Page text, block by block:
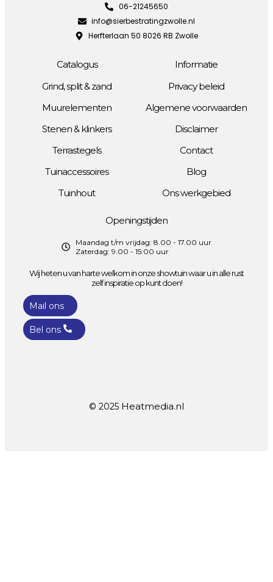
06-21245650
info@sierbestratingzwolle.nl
Herfterlaan 50 8026 RB Zwolle
Catalogus
Grind, split & zand
Muurelementen
Stenen & klinkers
Terrastegels
Tuinaccessoires
Tuinhout
Informatie
Privacy beleid
Algemene voorwaarden
Disclaimer
Contact
Blog
Ons werkgebied
Openingstijden
Maandag t/m vrijdag: 8.00 - 17.00 uur
Zaterdag: 9.00 - 15:00 uur
Wij heten u van harte welkom in onze showtuin waar u in alle rust
zelf inspiratie op kunt doen!
Mail ons
Bel ons
© 2025 Heatmedia.nl